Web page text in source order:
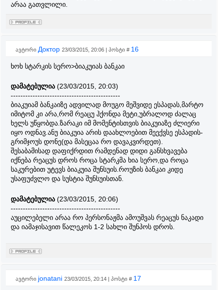
არაა გათვლილი.
ავტორი Доктор 23/03/2015, 20:06 | პოსტი # 16
ხოხ სტარკის სერო>ბიაკუიას ბანკაი
დამატებულია (23/03/2015, 20:03)
---------------------------------------------
ბიაკუიამ ბანკაიზე ადვილად მოუგო მეშვიდე ესპადას,მარტო
იმიტომ კი არა,რომ რეაცუ ჰქონდა მეტი,უბრალოდ ძალაც
ხელს უწყობდა.ზარაკი იმ მომენტისთვის ბიაკუიაზე ძლიერი
იყო ოდნავ.ანუ ბიაკუია არის დაახლოებით მეექვსე ესპადის-
გრიმჯოუს დონე(და მასეცაა რო დავაკვირდეთ).
შესაბამისად დაფიქრდით რამდენად დიდი განსხვავება
იქნება რეაცუს დროს როცა სტარკმა ხია სერო,და როცა
საკურებით უტევს ბიაკუია შუნსუის.როუზის ბანკაი კიდე
უსაფუძვლო და სუსტია შუნსუისთან.
დამატებულია (23/03/2015, 20:06)
---------------------------------------------
აუცილებელი არაა რო პერსონაჟმა ამოუშვას რეაცუს ნაკადი
და იამაჯისავით წალეკოს 1-2 სახლი შუნპოს დროს.
ავტორი jonatani 23/03/2015, 20:14 | პოსტი # 17